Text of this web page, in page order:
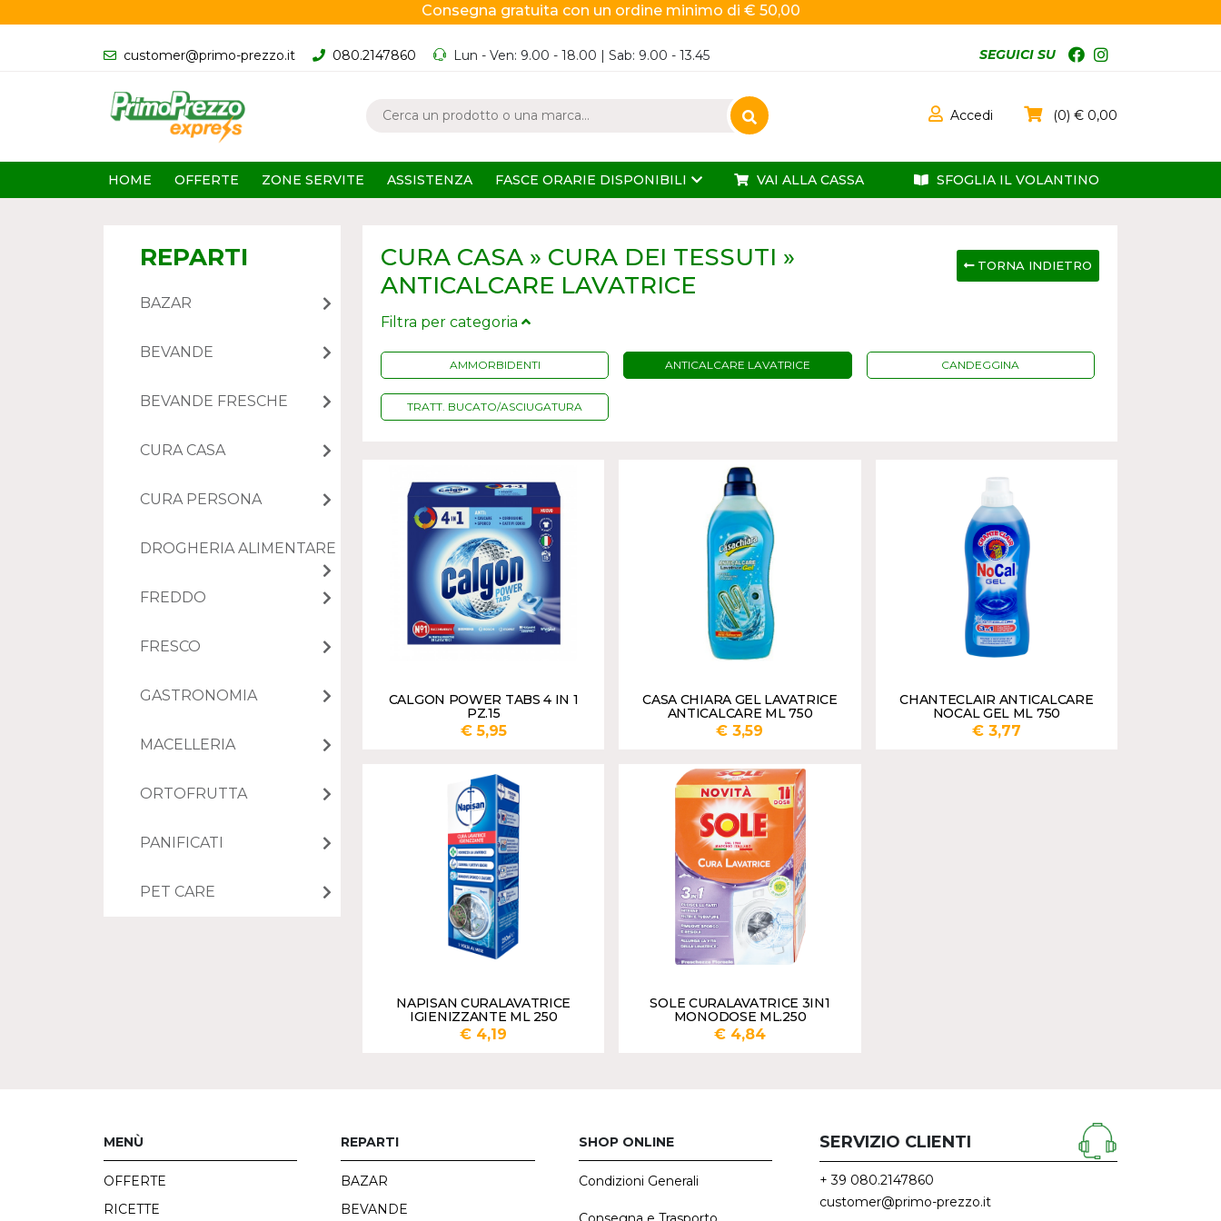
Consegna gratuita con un ordine minimo di € 50,00
customer@primo-prezzo.it 080.2147860 Lun - Ven: 9.00 - 18.00 | Sab: 9.00 - 13.45 SEGUICI SU
Accedi 0 0,00
HOME OFFERTE ZONE SERVITE ASSISTENZA FASCE ORARIE DISPONIBILI VAI ALLA CASSA SFOGLIA IL VOLANTINO
REPARTI
BAZAR
BEVANDE
BEVANDE FRESCHE
CURA CASA
CURA PERSONA
DROGHERIA ALIMENTARE
FREDDO
FRESCO
GASTRONOMIA
MACELLERIA
ORTOFRUTTA
PANIFICATI
PET CARE
CURA CASA » CURA DEI TESSUTI »
ANTICALCARE LAVATRICE
TORNA INDIETRO
Filtra per categoria
AMMORBIDENTI ANTICALCARE LAVATRICE CANDEGGINA
TRATT. BUCATO/ASCIUGATURA
CALGON POWER TABS 4 IN 1
PZ.15
€ 5,95
CASA CHIARA GEL LAVATRICE
ANTICALCARE ML 750
€ 3,59
AGGIUNGI
CHANTECLAIR ANTICALCARE
NOCAL GEL ML 750
€ 3,77
NAPISAN CURALAVATRICE
IGIENIZZANTE ML 250
€ 4,19
SOLE CURALAVATRICE 3IN1
MONODOSE ML.250
€ 4,84
MENÙ
OFFERTE
RICETTE
REPARTI
BAZAR
BEVANDE
SHOP ONLINE
Condizioni Generali
SERVIZIO CLIENTI
+ 39 080.2147860
customer@primo-prezzo.it